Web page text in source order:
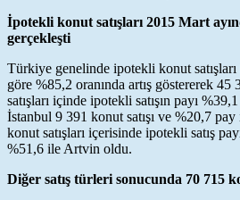
İpotekli konut satışları 2015 Mart
gerçekleşti
Türkiye genelinde ipotekli konut satışları
göre %85,2 oranında artış göstererek
satışları içinde ipotekli satışın payı
İstanbul 9 391 konut satışı ve %20,7 pay
konut satışları içerisinde ipotekli satış
%51,6 ile Artvin oldu.
Diğer satış türleri sonucunda 70 715